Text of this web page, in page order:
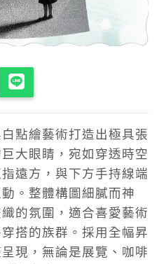
點繪藝術打造出極具張
大眼睛，宛如穿透時空
遠方，與下方手持線端
。整體構圖細膩而神
的氛圍，適合喜愛藝術
搭的族群。採用全幅昇
現，無論是展覽、咖啡